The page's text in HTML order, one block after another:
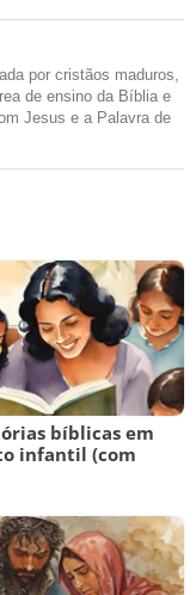
por cristãos maduros,
de ensino da Bíblia e
Jesus e a Palavra de
bíblicas em
infantil (com